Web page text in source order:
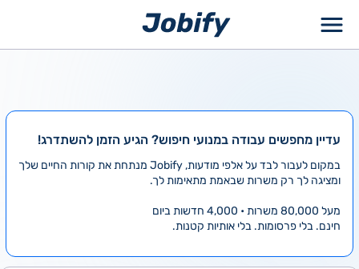
עדיין מחפשים עבודה במנועי חיפוש? הגיע הזמן להשתדרג!
במקום לעבור לבד על אלפי מודעות, Jobify מנתחת את קורות החיים שלך
ומציגה לך רק משרות שבאמת מתאימות לך.
מעל 80,000 משרות • 4,000 חדשות ביום
חינם. בלי פרסומות. בלי אותיות קטנות.